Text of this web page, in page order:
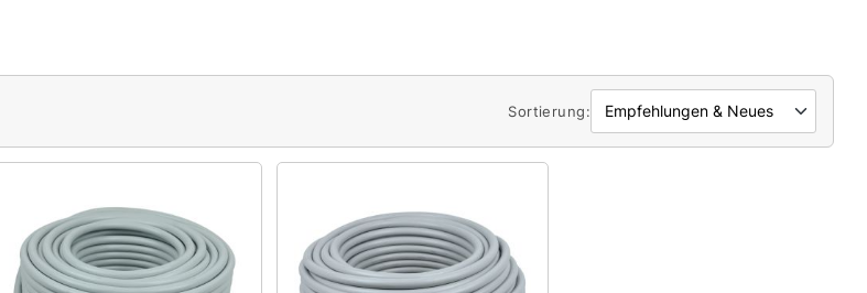
Sortierung: